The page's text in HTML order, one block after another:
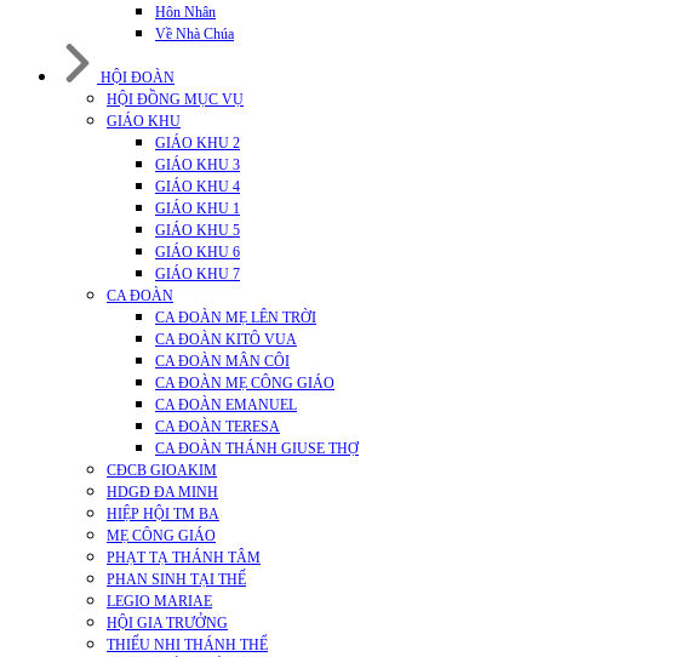
Hôn Nhân
Về Nhà Chúa
HỘI ĐOÀN
HỘI ĐỒNG MỤC VỤ
GIÁO KHU
GIÁO KHU 2
GIÁO KHU 3
GIÁO KHU 4
GIÁO KHU 1
GIÁO KHU 5
GIÁO KHU 6
GIÁO KHU 7
CA ĐOÀN
CA ĐOÀN MẸ LÊN TRỜI
CA ĐOÀN KITÔ VUA
CA ĐOÀN MÂN CÔI
CA ĐOÀN MẸ CÔNG GIÁO
CA ĐOÀN EMANUEL
CA ĐOÀN TERESA
CA ĐOÀN THÁNH GIUSE THỢ
CĐCB GIOAKIM
HDGĐ ĐA MINH
HIỆP HỘI TM BA
MẸ CÔNG GIÁO
PHẠT TẠ THÁNH TÂM
PHAN SINH TẠI THẾ
LEGIO MARIAE
HỘI GIA TRƯỞNG
THIẾU NHI THÁNH THỂ